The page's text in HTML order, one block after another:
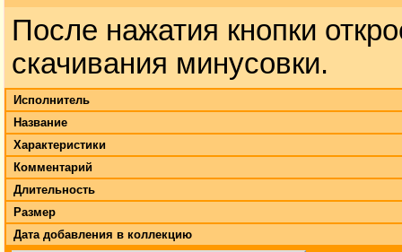
После нажатия кнопки
скачивания минусовки.
Исполнитель
Название
Характеристики
Комментарий
Длительность
Размер
Дата добавления в коллекцию